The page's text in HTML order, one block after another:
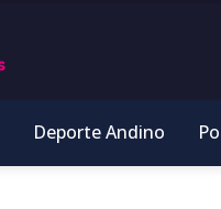
Deporte Andino